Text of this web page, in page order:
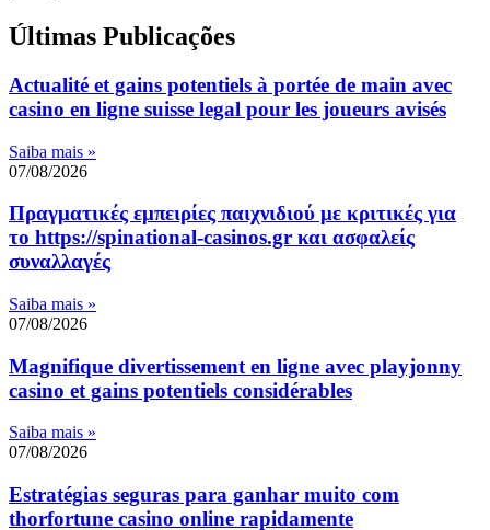
Últimas Publicações
Actualité et gains potentiels à portée de main avec
casino en ligne suisse legal pour les joueurs avisés
Saiba mais »
07/08/2026
Πραγματικές εμπειρίες παιχνιδιού με κριτικές για
το https://spinational-casinos.gr και ασφαλείς
συναλλαγές
Saiba mais »
07/08/2026
Magnifique divertissement en ligne avec playjonny
casino et gains potentiels considérables
Saiba mais »
07/08/2026
Estratégias seguras para ganhar muito com
thorfortune casino online rapidamente